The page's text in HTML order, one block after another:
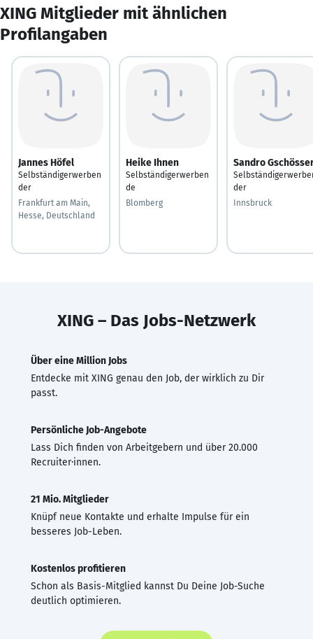
XING Mitglieder mit ähnlichen
Profilangaben
Jannes Höfel
Selbständigerwerben
der
Frankfurt am Main,
Hesse, Deutschland
Heike Ihnen
Selbständigerwerben
de
Blomberg
Sandro
der
Innsbruck
XING – Das Jobs-Netzwerk
Über eine Million Jobs
Entdecke mit XING genau den Job, der wirklich zu Dir
passt.
Persönliche Job-Angebote
Lass Dich finden von Arbeitgebern und über 20.000
Recruiter·innen.
21 Mio. Mitglieder
Knüpf neue Kontakte und erhalte Impulse für ein
besseres Job-Leben.
Kostenlos profitieren
Schon als Basis-Mitglied kannst Du Deine Job-Suche
deutlich optimieren.